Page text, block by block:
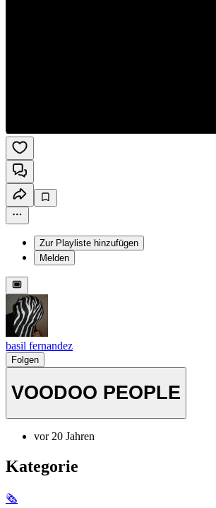
Zur Playliste hinzufügen
Melden
basil fernandez
Folgen
VOODOO PEOPLE
vor 20 Jahren
Kategorie
🗞